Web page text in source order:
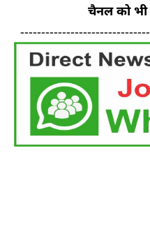
चैनल को भी